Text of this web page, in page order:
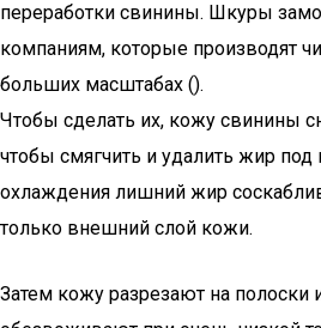
переработки свинины. Шкуры
компаниям, которые производят
больших масштабах ().
Чтобы сделать их, кожу свинины
чтобы смягчить и удалить жир
охлаждения лишний жир
только внешний слой кожи.
Затем кожу разрезают на полоски